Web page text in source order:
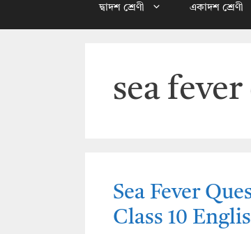
দ্বাদশ শ্রেণী একাদশ শ্রেণী
sea
Sea Fever
Class 10